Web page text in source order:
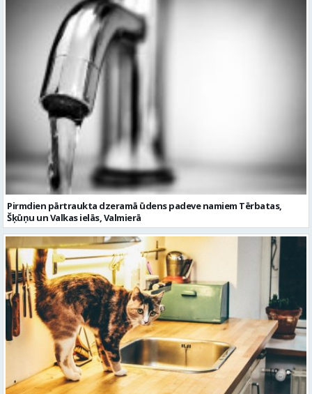
Pirmdien pārtraukta dzeramā ūdens padeve namiem Tērbatas,
Šķūņu un Valkas ielās, Valmierā